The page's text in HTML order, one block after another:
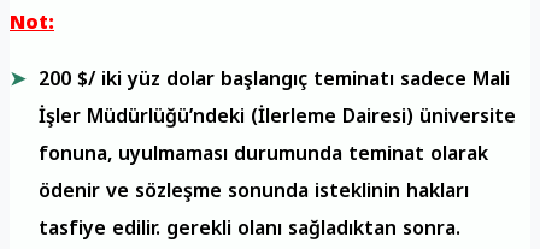
Not:
200 $/ iki yüz dolar başlangıç ​​teminatı sadece Mali
İşler Müdürlüğü’ndeki (İlerleme Dairesi) üniversite
fonuna, uyulmaması durumunda teminat olarak
ödenir ve sözleşme sonunda isteklinin hakları
tasfiye edilir. gerekli olanı sağladıktan sonra.